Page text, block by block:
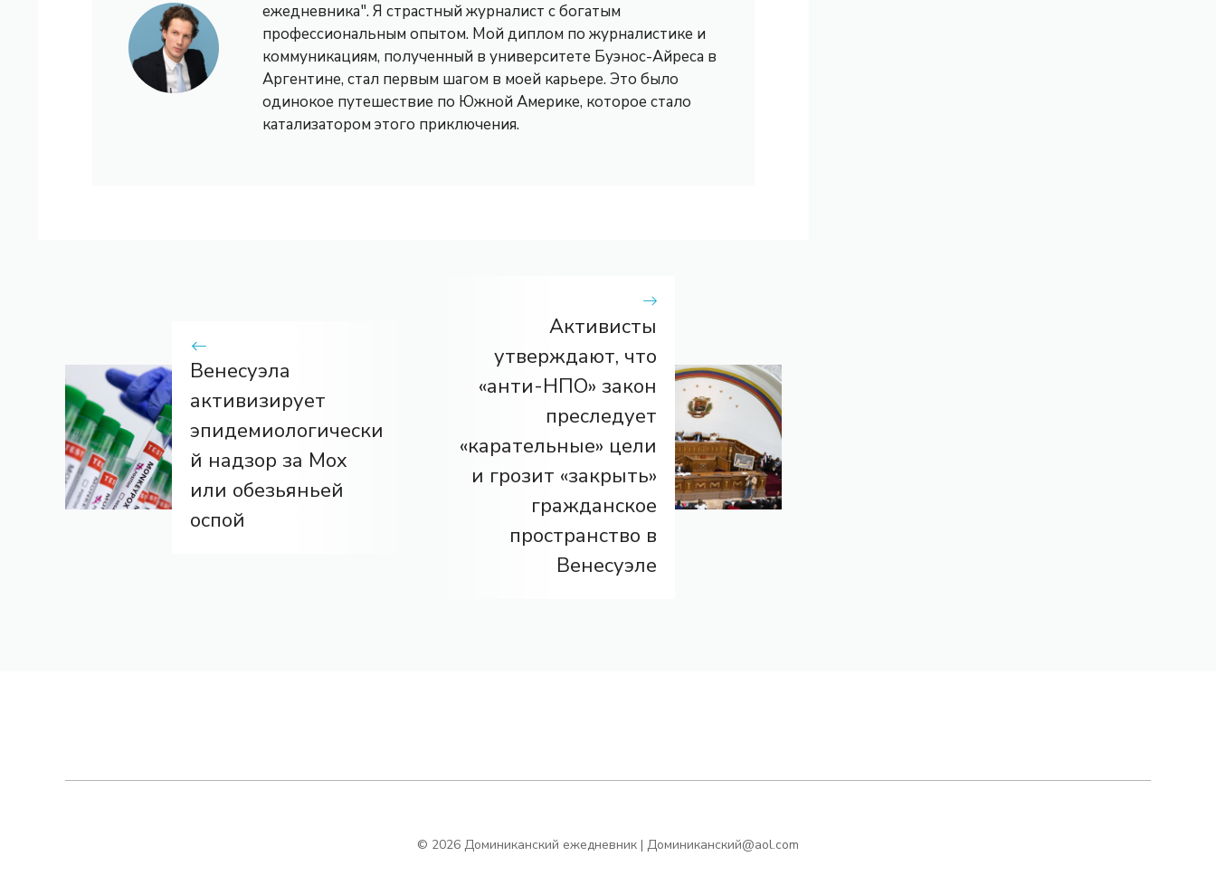
ежедневника". Я страстный журналист с богатым
профессиональным опытом. Мой диплом по журналистике и
коммуникациям, полученный в университете Буэнос-Айреса в
Аргентине, стал первым шагом в моей карьере. Это было
одинокое путешествие по Южной Америке, которое стало
катализатором этого приключения.
Венесуэла
активизирует
эпидемиологически
й надзор за Mox
или обезьяньей
оспой
Активисты
утверждают, что
«анти-НПО» закон
преследует
«карательные» цели
и грозит «закрыть»
гражданское
пространство в
Венесуэле
© 2026 Доминиканский ежедневник | Доминиканский@aol.com